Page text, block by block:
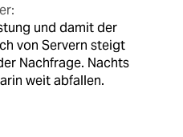
und damit der
von Servern steigt
Nachfrage. Nachts
weit abfallen.